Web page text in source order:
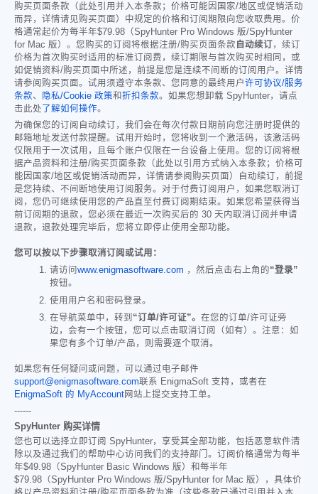
购买页面条款（此处引用并入本条款；价格可能因国家/地区或促销活动
而异，详情请见购买页面）中规定的价格和订阅期限向您收取费用。价
格通常起价为每半年$79.98 （SpyHunter Pro Windows 版/SpyHunter
for Mac 版）。您购买的订阅将根据注册/购买页面条款 自动续订 ，续订
价格为首次购买时适用的标准订阅费，续订期限与首次购买时相同，或
如促销资料/购买页面中所述，前提是您是连续不间断的订阅用户。详情
请参阅购买页面。试用须遵守本条款、您同意的最终用户许可协议/服务
条款、 隐私/Cookie 政策和折扣条款。如果您想卸载 SpyHunter，请点
击此处 了解如何操作。
为确保您的订阅自动续订，我们会在每次付款日期前向您注册时提供的
邮箱地址发送付款提醒。试用开始时，您将收到一个激活码，该激活码
仅限用于一次试用，且每个账户仅限在一台设备上使用。您的订阅将根
据产品资料和注册/购买页面条款（此处以引用方式纳入本条款；价格可
能因国家/地区或促销活动而异，详情请参阅购买页面）自动续订，前提
是您持续、不间断地使用订阅服务。对于付费订阅用户，如果您取消订
阅，您仍可继续使用您的产品直至付费订阅期结束。如果您希望获得当
前订阅期的退款，您必须在最近一次购买后的 30 天内取消订阅并申请
退款，退款处理完毕后，您将立即停止使用全部功能。
您可以按以下步骤取消订阅或试用：
请访问 www.enigmasoftware.com ，然后点击右上角的“登录”
按钮。
使用用户名和密码登录。
在导航菜单中，转到 “订单/许可证”。 在您的订单/许可证旁
边，会有一个按钮，您可以点击取消订阅（如有）。注意：如
果您有多个订单/产品，则需要逐个取消。
如果您有任何疑问或问题，可以通过电子邮件
support@enigmasoftware.com联系 EnigmaSoft 支持，或者在
EnigmaSoft 的 MyAccount网站上提交支持工单。
------
SpyHunter 购买详情
您也可以选择立即订阅 SpyHunter，享受其全部功能，包括恶意软件清
除以及通过我们的帮助中心访问我们的支持部门。订阅价格通常为每半
年$49.98 （SpyHunter Basic Windows 版）和每半年
$79.98 （SpyHunter Pro Windows 版/SpyHunter for Mac 版），具体价